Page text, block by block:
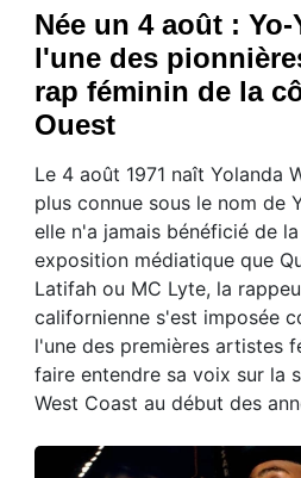
Née un 4 août : Yo-
l'une des
rap féminin de la
Ouest
Le 4 août 1971 naît Yolanda
plus connue sous le nom de
elle n'a jamais bénéficié de
exposition médiatique que
Latifah ou MC Lyte, la
californienne s'est imposée
l'une des premières artistes
faire entendre sa voix sur la
West Coast au début des